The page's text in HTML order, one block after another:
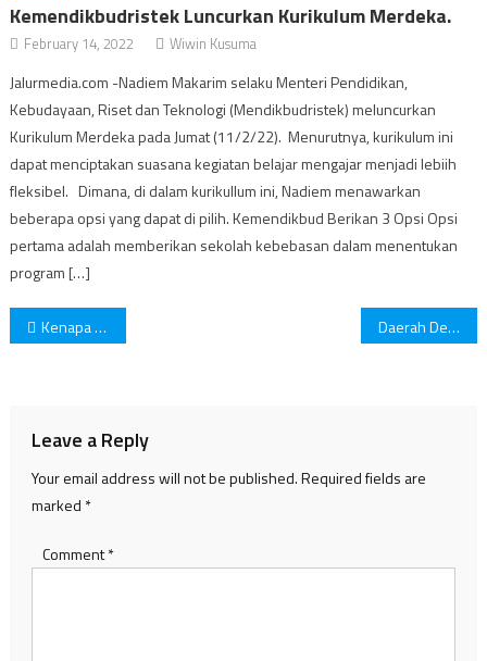
Kemendikbudristek Luncurkan Kurikulum Merdeka.
February 14, 2022 Wiwin Kusuma
Jalurmedia.com -Nadiem Makarim selaku Menteri Pendidikan,
Kebudayaan, Riset dan Teknologi (Mendikbudristek) meluncurkan
Kurikulum Merdeka pada Jumat (11/2/22). Menurutnya, kurikulum ini
dapat menciptakan suasana kegiatan belajar mengajar menjadi lebiih
fleksibel. Dimana, di dalam kurikullum ini, Nadiem menawarkan
beberapa opsi yang dapat di pilih. Kemendikbud Berikan 3 Opsi Opsi
pertama adalah memberikan sekolah kebebasan dalam menentukan
program […]
Post
Kenapa Kamu Susah Lepas dari Toxic Relationship: Berdasarkan Zodiak Daerah Dengan UMP Terendah, Berikut Daftar Sementaranya
Leave a Reply
Your email address will not be published.Required fields are
marked *
Comment*